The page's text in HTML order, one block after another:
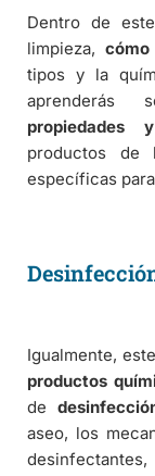
Dentro de
limpieza,
tipos y la
propiedades
productos de
específicas
Igualmente, este
productos
de
aseo, los